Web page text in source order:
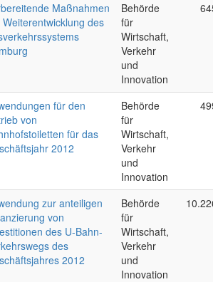
Maßnahmen
Weiterentwicklung des
Behörde
für
Wirtschaft,
Verkehr
und
Innovation
für den
von
für das
2012
Behörde
für
Wirtschaft,
Verkehr
und
Innovation
zur anteiligen
von
des U-Bahn-
des
2012
Behörde
für
Wirtschaft,
Verkehr
und
Innovation